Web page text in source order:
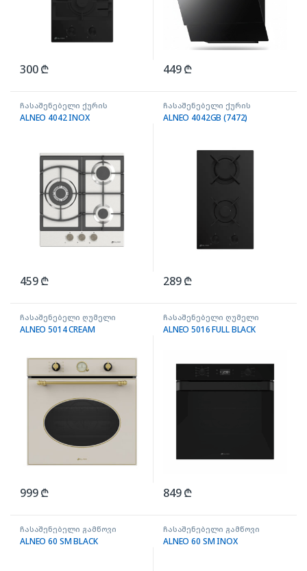
300₾ 449₾
ჩასაშენებელი ქურის
ზედაპირი
ALNEO 4042 INOX
459₾
ჩასაშენებელი ქურის
ზედაპირი
ALNEO 4042GB (7472)
289₾
ჩასაშენებელი ღუმელი
ALNEO 5014 CREAM
999₾
ჩასაშენებელი ღუმელი
ALNEO 5016 FULL BLACK
849₾
ჩასაშენებელი გამწოვი
ALNEO 60 SM BLACK
ჩასაშენებელი გამწოვი
ALNEO 60 SM INOX